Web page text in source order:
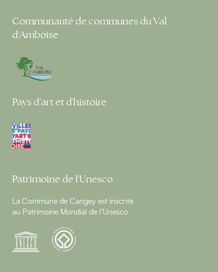
Communauté de communes du Val
d'Amboise
Pays d'art et d'histoire
Patrimoine de l'Unesco
La Commune de Cangey est inscrite
au Patrimoine Mondial de l'Unesco